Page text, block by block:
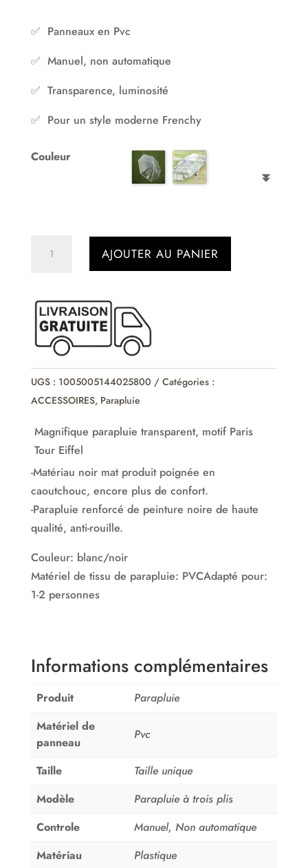
✅ Panneaux en Pvc
✅ Manuel, non automatique
✅ Transparence, luminosité
✅ Pour un style moderne Frenchy
Couleur
transparent
Paris
Tour
Eiffel
AJOUTER AU PANIER
UGS : 1005005144025800
Catégories :
ACCESSOIRES, Parapluie
Magnifique parapluie transparent, motif Paris
Tour Eiffel
-Matériau noir mat produit poignée en
caoutchouc, encore plus de confort.
-Parapluie renforcé de peinture noire de haute
qualité, anti-rouille.
Couleur: blanc/noir
Matériel de tissu de parapluie: PVCAdapté pour:
1-2 personnes
Informations complémentaires
Produit
Parapluie
Matériel de
panneau
Pvc
Taille
Taille unique
Modèle
Parapluie à trois plis
Controle
Manuel, Non automatique
Matériau
Plastique